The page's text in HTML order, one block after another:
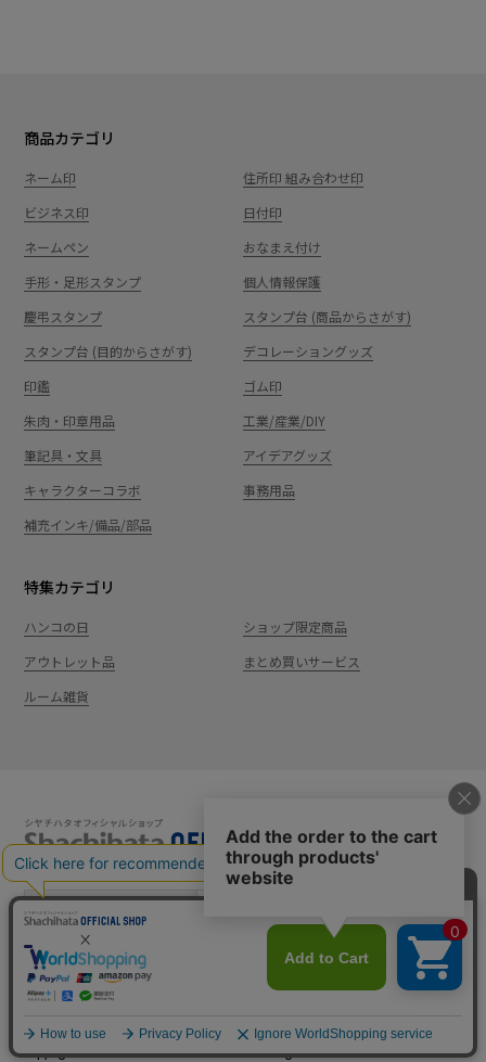
商品カテゴリ
ネーム印
住所印 組み合わせ印
ビジネス印
日付印
ネームペン
おなまえ付け
手形・足形スタンプ
個人情報保護
慶弔スタンプ
スタンプ台 (商品からさがす)
スタンプ台 (目的からさがす)
デコレーショングッズ
印鑑
ゴム印
朱肉・印章用品
工業/産業/DIY
筆記具・文具
アイデアグッズ
キャラクターコラボ
事務用品
補充インキ/備品/部品
特集カテゴリ
ハンコの日
ショップ限定商品
アウトレット品
まとめ買いサービス
ルーム雑貨
新規会員登録
ショッピングガイド よくあるご質問
会社案内
特定商取引法に基
copyright © 1995-2026Shachihata Inc. All rights reserved.